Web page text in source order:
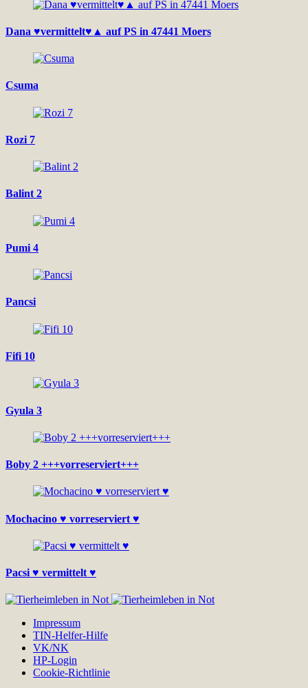
Dana ♥vermittelt♥▲ auf PS in 47441 Moers
Csuma
Rozi 7
Balint 2
Pumi 4
Pancsi
Fifi 10
Gyula 3
Boby 2 +++vorreserviert+++
Mochacino ♥ vorreserviert ♥
Pacsi ♥ vermittelt ♥
Impressum
TIN-Helfer-Hilfe
VK/NK
HP-Login
Cookie-Richtlinie